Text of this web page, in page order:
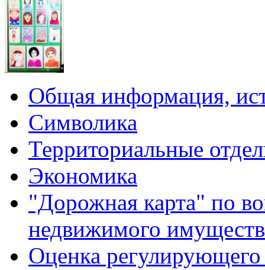
Общая информация,
Символика
Территориальные
Экономика
"Дорожная карта" по
недвижимого
Оценка регулирующего